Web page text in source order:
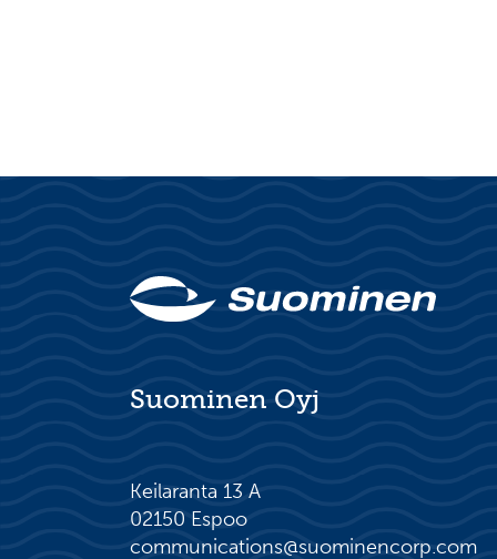
Suominen Oyj
Keilaranta 13 A
02150 Espoo
communications@suominencorp.com